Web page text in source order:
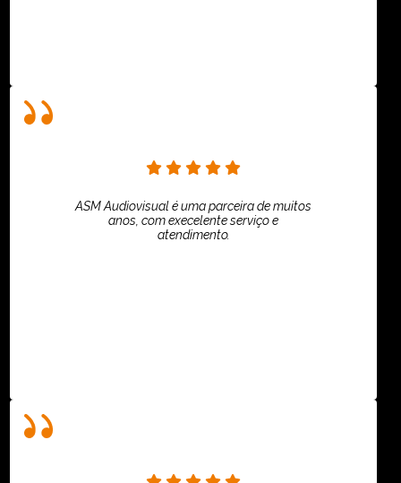
ASM Audiovisual é uma parceira de muitos
anos, com execelente serviço e
atendimento.